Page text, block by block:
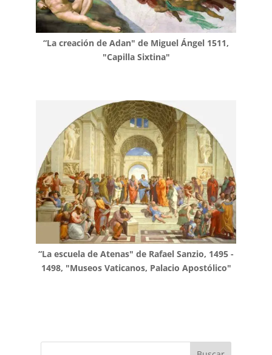
“La creación de Adan" de Miguel Ángel 1511,
"Capilla Sixtina"
“La escuela de Atenas" de Rafael Sanzio, 1495 -
1498, "Museos Vaticanos, Palacio Apostólico"